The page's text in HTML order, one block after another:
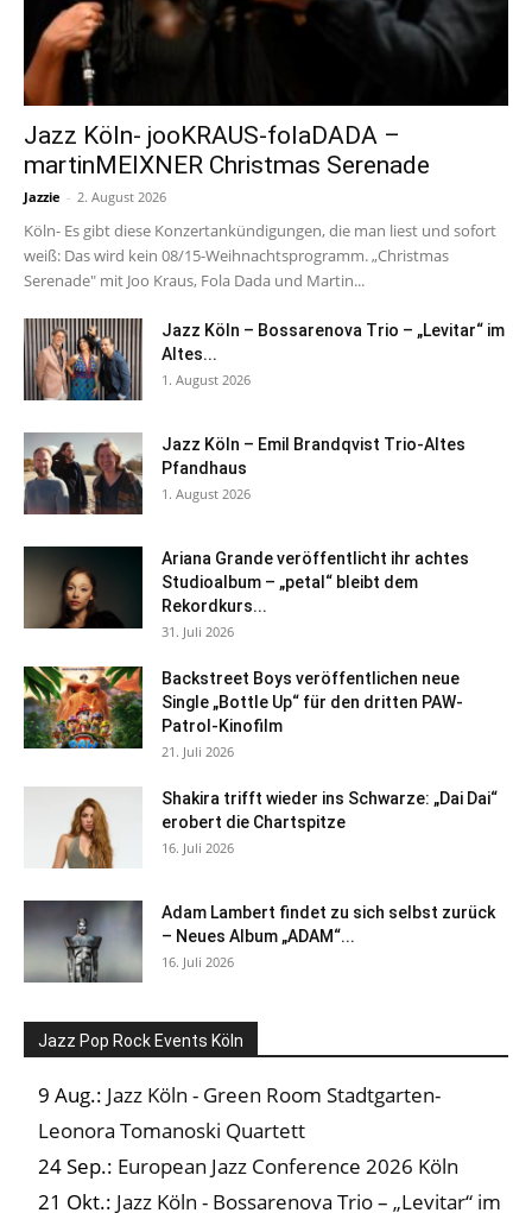
Jazz Köln- jooKRAUS-folaDADA –
martinMEIXNER Christmas Serenade
Jazzie - 2. August 2026
Köln- Es gibt diese Konzertankündigungen, die man liest und sofort
weiß: Das wird kein 08/15-Weihnachtsprogramm. „Christmas
Serenade" mit Joo Kraus, Fola Dada und Martin...
Jazz Köln – Bossarenova Trio – „Levitar“ im
Altes...
1. August 2026
Jazz Köln – Emil Brandqvist Trio-Altes
Pfandhaus
1. August 2026
Ariana Grande veröffentlicht ihr achtes
Studioalbum – „petal“ bleibt dem
Rekordkurs...
31. Juli 2026
Backstreet Boys veröffentlichen neue
Single „Bottle Up“ für den dritten PAW-
Patrol-Kinofilm
21. Juli 2026
Shakira trifft wieder ins Schwarze: „Dai Dai“
erobert die Chartspitze
16. Juli 2026
Adam Lambert findet zu sich selbst zurück
– Neues Album „ADAM“...
16. Juli 2026
Jazz Pop Rock Events Köln
9 Aug.: Jazz Köln - Green Room Stadtgarten-
Leonora Tomanoski Quartett
24 Sep.: European Jazz Conference 2026 Köln
21 Okt.: Jazz Köln - Bossarenova Trio – „Levitar“ im